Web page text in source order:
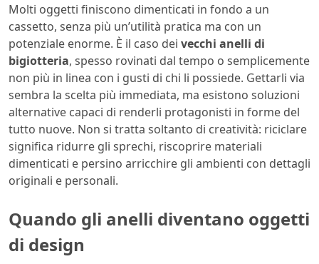
Molti oggetti finiscono dimenticati in fondo a un
cassetto, senza più un’utilità pratica ma con un
potenziale enorme. È il caso dei vecchi anelli di
bigiotteria, spesso rovinati dal tempo o semplicemente
non più in linea con i gusti di chi li possiede. Gettarli via
sembra la scelta più immediata, ma esistono soluzioni
alternative capaci di renderli protagonisti in forme del
tutto nuove. Non si tratta soltanto di creatività: riciclare
significa ridurre gli sprechi, riscoprire materiali
dimenticati e persino arricchire gli ambienti con dettagli
originali e personali.
Quando gli anelli diventano oggetti
di design